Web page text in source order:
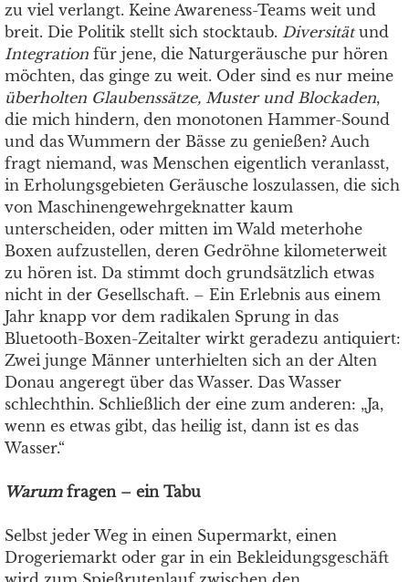
zu viel verlangt. Keine Awareness-Teams weit und
breit. Die Politik stellt sich stocktaub. Diversitätund
Integration für jene, die Naturgeräusche pur hören
möchten, das ginge zu weit. Oder sind es nur meine
überholten Glaubenssätze, Muster und Blockaden,
die mich hindern, den monotonen Hammer-Sound
und das Wummern der Bässe zu genießen? Auch
fragt niemand, was Menschen eigentlich veranlasst,
in Erholungsgebieten Geräusche loszulassen, die sich
von Maschinengewehrgeknatter kaum
unterscheiden, oder mitten im Wald meterhohe
Boxen aufzustellen, deren Gedröhne kilometerweit
zu hören ist. Da stimmt doch grundsätzlich etwas
nicht in der Gesellschaft. – Ein Erlebnis aus einem
Jahr knapp vor dem radikalen Sprung in das
Bluetooth-Boxen-Zeitalter wirkt geradezu antiquiert:
Zwei junge Männer unterhielten sich an der Alten
Donau angeregt über das Wasser. Das Wasser
schlechthin. Schließlich der eine zum anderen: „Ja,
wenn es etwas gibt, das heilig ist, dann ist es das
Wasser.“
Warum fragen – ein Tabu
Selbst jeder Weg in einen Supermarkt, einen
Drogeriemarkt oder gar in ein Bekleidungsgeschäft